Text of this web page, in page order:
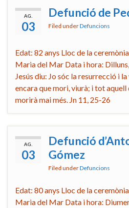
AG.
03
Defunció de
Filed underDefuncions
Edat: 82 anys Lloc de la
Maria del Mar Data i hora:
Jesús diu: Jo sóc la resurrecció i
encara que mori, viurà; i tot aquell
morirà mai més. Jn 11, 25-26
AG.
03
Defunció
Gómez
Filed underDefuncions
Edat: 80 anys Lloc de la
Maria del Mar Data i hora: